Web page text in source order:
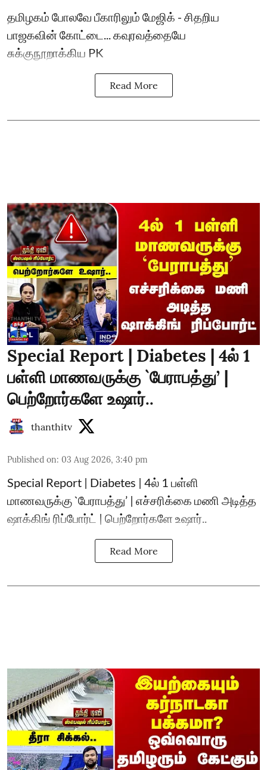
தமிழகம் போலவே பீகாரிலும் மேஜிக் - சிதறிய
பாஜகவின் கோட்டை... கவுரவத்தையே
சுக்குநூறாக்கிய PK
Read More
Special Report | Diabetes | 4ல் 1
பள்ளி மாணவருக்கு `பேராபத்து’ |
பெற்றோர்களே உஷார்..
thanthitv
Published on: 03 Aug 2026, 3:40 pm
Special Report | Diabetes | 4ல் 1 பள்ளி
மாணவருக்கு `பேராபத்து’ | எச்சரிக்கை மணி அடித்த
ஷாக்கிங் ரிப்போர்ட் | பெற்றோர்களே உஷார்..
Read More